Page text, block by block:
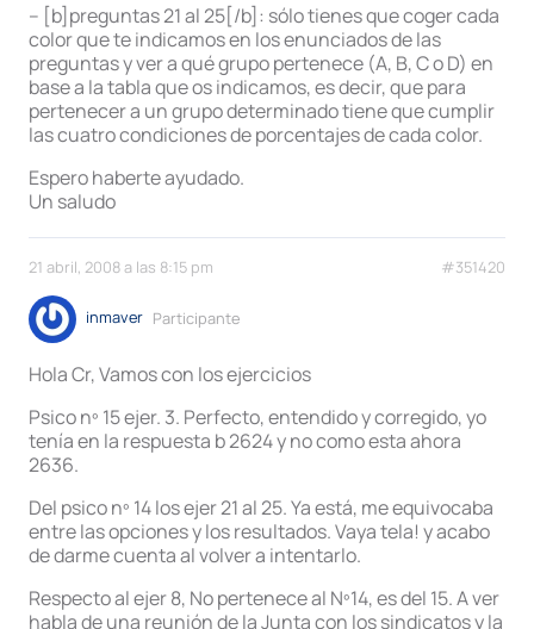
– [b]preguntas 21 al 25[/b]: sólo tienes que coger cada
color que te indicamos en los enunciados de las
preguntas y ver a qué grupo pertenece (A, B, C o D) en
base a la tabla que os indicamos, es decir, que para
pertenecer a un grupo determinado tiene que cumplir
las cuatro condiciones de porcentajes de cada color.
Espero haberte ayudado.
Un saludo
21 abril, 2008 a las 8:15 pm #351420
inmaver Participante
Hola Cr, Vamos con los ejercicios
Psico nº 15 ejer. 3. Perfecto, entendido y corregido, yo
tenía en la respuesta b 2624 y no como esta ahora
2636.
Del psico nº 14 los ejer 21 al 25. Ya está, me equivocaba
entre las opciones y los resultados. Vaya tela! y acabo
de darme cuenta al volver a intentarlo.
Respecto al ejer 8, No pertenece al Nº14, es del 15. A ver
habla de una reunión de la Junta con los sindicatos y la